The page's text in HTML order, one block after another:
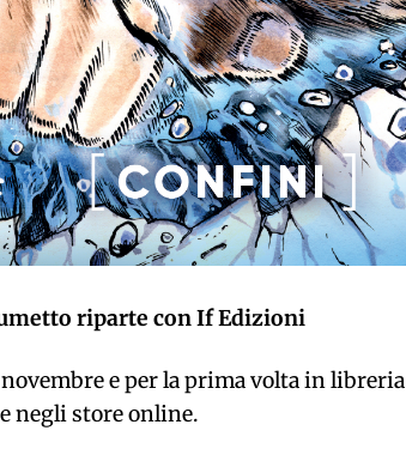
riparte con If Edizioni
e per la prima volta in libreria
negli store online.